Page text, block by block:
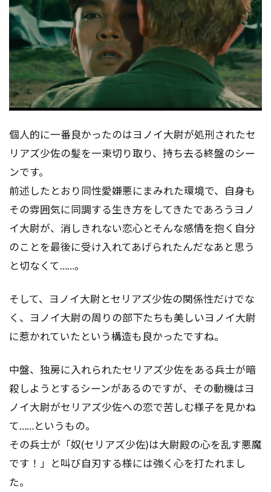
個人的に一番良かったのはヨノイ大尉が処刑されたセ
リアズ少佐の髪を一束切り取り、持ち去る終盤のシー
ンです。
前述したとおり同性愛嫌悪にまみれた環境で、自身も
その雰囲気に同調する生き方をしてきたであろうヨノ
イ大尉が、消しきれない恋心とそんな感情を抱く自分
のことを最後に受け入れてあげられたんだなあと思う
と切なくて……。
そして、ヨノイ大尉とセリアズ少佐の関係性だけでな
く、ヨノイ大尉の周りの部下たちも美しいヨノイ大尉
に惹かれていたという構造も良かったですね。
中盤、独房に入れられたセリアズ少佐をある兵士が暗
殺しようとするシーンがあるのですが、その動機はヨ
ノイ大尉がセリアズ少佐への恋で苦しむ様子を見かね
て……というもの。
その兵士が「奴(セリアズ少佐)は大尉殿の心を乱す悪魔
です！」と叫び自刃する様には強く心を打たれまし
た。